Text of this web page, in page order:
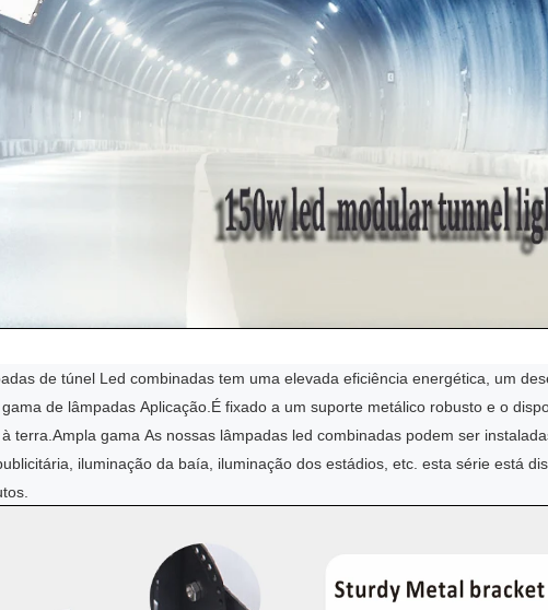
de túnel Led combinadas tem uma elevada eficiência energética, um
de lâmpadas Aplicação. É fixado a um suporte metálico robusto e o
terra. Ampla gama As nossas lâmpadas led combinadas podem ser
iluminação da baía, iluminação dos estádios, etc. esta série está